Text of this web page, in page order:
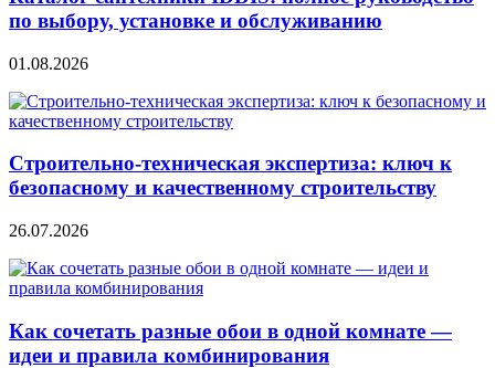
по выбору, установке и обслуживанию
01.08.2026
Строительно‑техническая экспертиза: ключ к
безопасному и качественному строительству
26.07.2026
Как сочетать разные обои в одной комнате —
идеи и правила комбинирования